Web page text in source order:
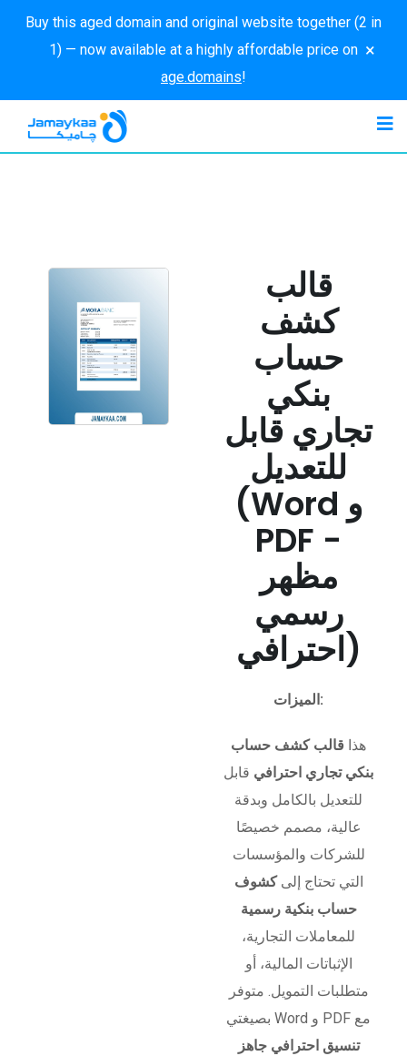
Buy this aged domain and original website together (2 in
1) — now available at a highly affordable price on
age.domains!
×
قالب
كشف
حساب
بنكي
تجاري قابل
للتعديل
(Word و
PDF -
مظهر
رسمي
احترافي)
الميزات:
هذا قالب كشف حساب
بنكي تجاري احترافي قابل
للتعديل بالكامل وبدقة
عالية، مصمم خصيصًا
للشركات والمؤسسات
التي تحتاج إلىكشوف
حساب بنكية رسمية
للمعاملات التجارية،
الإثباتات المالية، أو
متطلبات التمويل. متوفر
بصيغتي Word و PDF مع
تنسيق احترافي جاهز